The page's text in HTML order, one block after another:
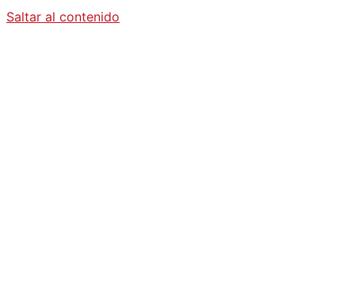
Saltar al contenido